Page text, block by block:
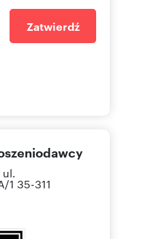
Zatwierdź
ul.
1 35-311